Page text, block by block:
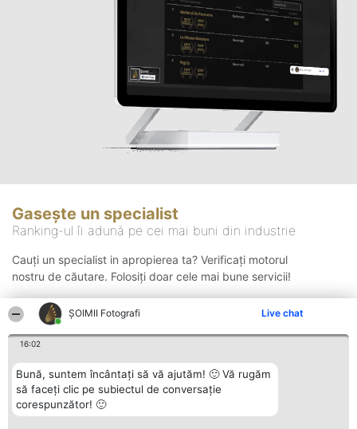
ȘOIMII Fotografi Live chat
16:02
Bună, suntem încântați să vă ajutăm! 🙂 Vă rugăm
să faceți clic pe subiectul de conversație
corespunzător! 🙂
Gasește un specialist
Ranking-ul îi adună pe cei mai buni din industrie
Cauți un specialist in apropierea ta? Verificați motorul
nostru de căutare. Folosiți doar cele mai bune servicii!